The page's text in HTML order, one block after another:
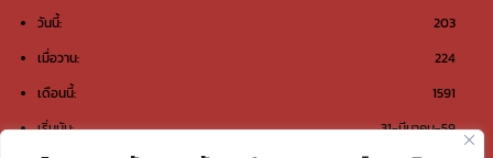
203
วันนี้:
224
เมื่อวาน:
1591
เดือนนี้:
31-มีนาคม-59
เริ่มนับ: